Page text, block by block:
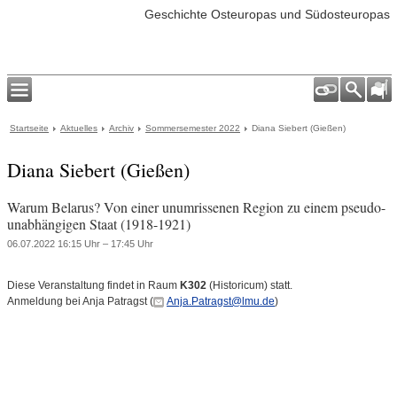
Geschichte Osteuropas und Südosteuropas
Startseite Aktuelles Archiv Sommersemester 2022 Diana Siebert (Gießen)
Diana Siebert (Gießen)
Warum Belarus? Von einer unumrissenen Region zu einem pseudo-
unabhängigen Staat (1918-1921)
06.07.2022 16:15 Uhr – 17:45 Uhr
Diese Veranstaltung findet in Raum K302 (Historicum) statt.
Anmeldung bei Anja Patragst (
Anja.Patragst@lmu.de)